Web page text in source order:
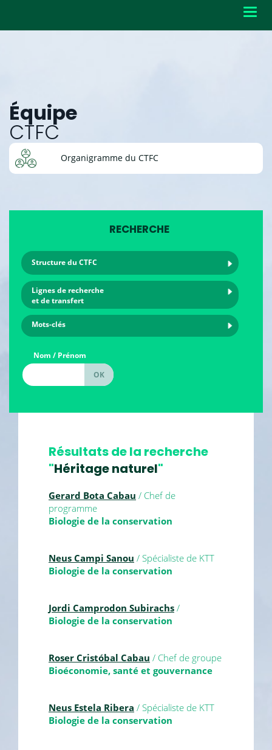
Équipe
CTFC
Organigramme du CTFC
RECHERCHE
Structure du CTFC
Lignes de recherche
et de transfert
Mots-clés
Nom / Prénom
Résultats de la recherche
"Héritage naturel"
Gerard Bota Cabau / Chef de
programme
Biologie de la conservation
Neus Campi Sanou / Spécialiste de KTT
Biologie de la conservation
Jordi Camprodon Subirachs /
Biologie de la conservation
Roser Cristóbal Cabau / Chef de groupe
Bioéconomie, santé et gouvernance
Neus Estela Ribera / Spécialiste de KTT
Biologie de la conservation